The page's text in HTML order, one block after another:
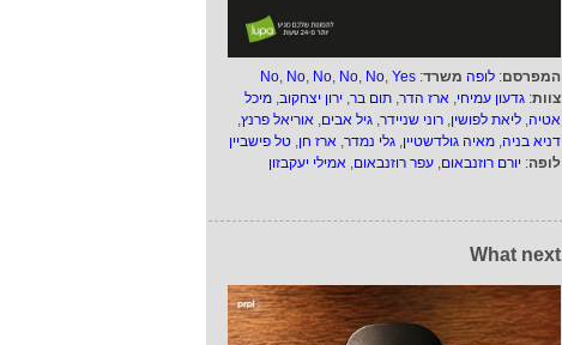
המפרסם: לופה משרד:
No, No, No, No, No, Yes
צוות: גדעון עמיחי, ארז הדר, תום בר, ירון יצחקוב, מיכל
אטיה, ליאת לפושין, רוני שניידר, גיל אבים, אוריאל פרנץ,
דניא בניה, מאיה גולדשטיין, גלי נמדר, ארז חן, טל פישביין
לופה: יורם רוזנבאום, עפר רוזנבאום, אמילי יעקבזון
What next